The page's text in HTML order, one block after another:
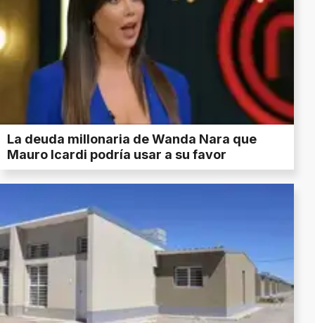
La deuda millonaria de Wanda Nara que
Mauro Icardi podría usar a su favor